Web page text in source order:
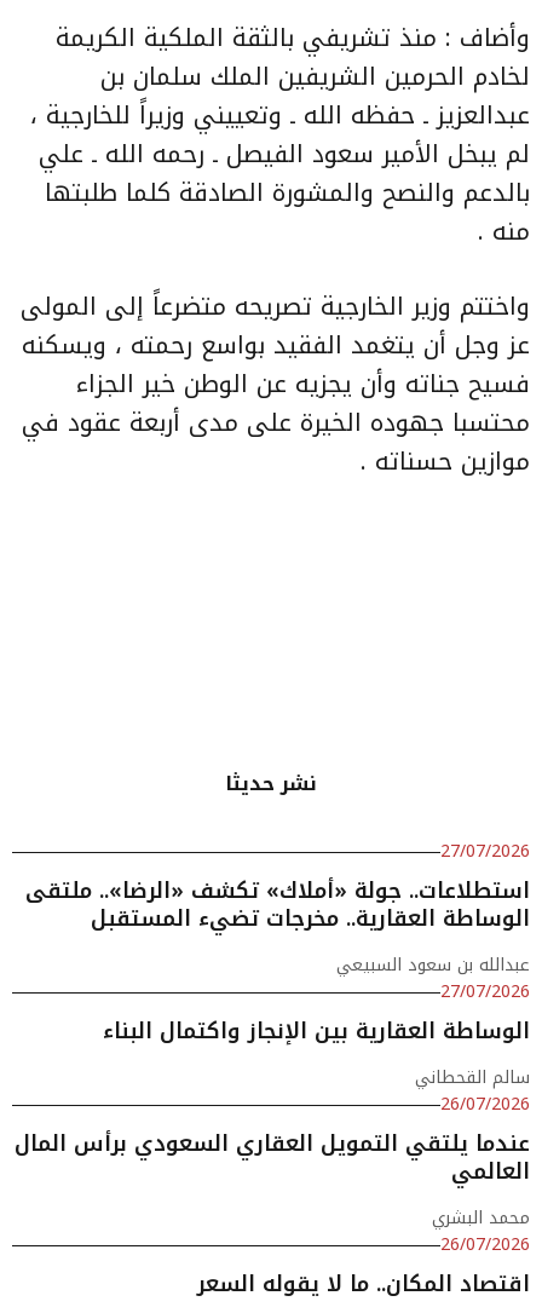
وأضاف : منذ تشريفي بالثقة الملكية الكريمة
لخادم الحرمين الشريفين الملك سلمان بن
عبدالعزيز ـ حفظه الله ـ وتعييني وزيراً للخارجية ،
لم يبخل الأمير سعود الفيصل ـ رحمه الله ـ علي
بالدعم والنصح والمشورة الصادقة كلما طلبتها
منه .
واختتم وزير الخارجية تصريحه متضرعاً إلى المولى
عز وجل أن يتغمد الفقيد بواسع رحمته ، ويسكنه
فسيح جناته وأن يجزيه عن الوطن خير الجزاء
محتسبا جهوده الخيرة على مدى أربعة عقود في
موازين حسناته .
نشر حديثا
27/07/2026
استطلاعات.. جولة «أملاك» تكشف «الرضا».. ملتقى
الوساطة العقارية.. مخرجات تضيء المستقبل
عبدالله بن سعود السبيعي
27/07/2026
الوساطة العقارية بين الإنجاز واكتمال البناء
سالم القحطاني
26/07/2026
عندما يلتقي التمويل العقاري السعودي برأس المال
العالمي
محمد البشري
26/07/2026
اقتصاد المكان.. ما لا يقوله السعر